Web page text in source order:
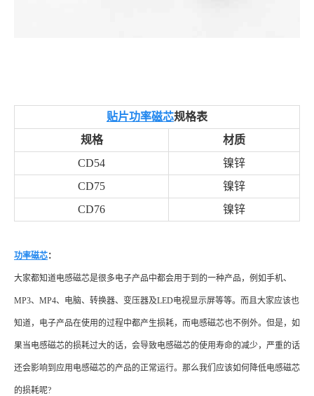
贴片功率磁芯规格表
规格
材质
CD54
镍锌
CD75
镍锌
CD76
镍锌
功率磁芯：
大家都知道电感磁芯是很多电子产品中都会用于到的一种产品，例如手机、
MP3、MP4、电脑、转换器、变压器及LED电视显示屏等等。而且大家应该也
知道，电子产品在使用的过程中都产生损耗，而电感磁芯也不例外。但是，如
果当电感磁芯的损耗过大的话，会导致电感磁芯的使用寿命的减少，严重的话
还会影响到应用电感磁芯的产品的正常运行。那么我们应该如何降低电感磁芯
的损耗呢?